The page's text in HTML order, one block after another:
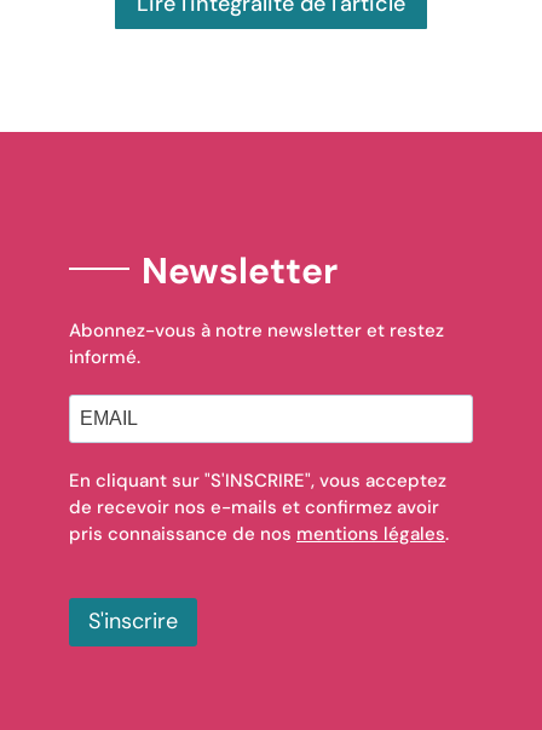
Newsletter
Abonnez-vous à notre newsletter et restez
informé.
En cliquant sur "S'INSCRIRE", vous acceptez
de recevoir nos e-mails et confirmez avoir
pris connaissance de nos mentions légales.
S'inscrire